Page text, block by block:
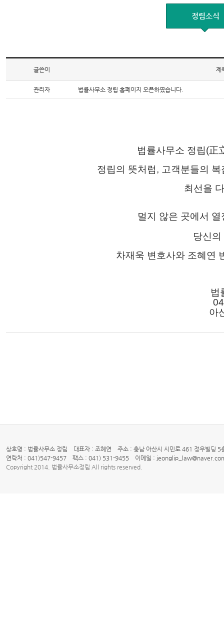
정립소식
글쓴이 제
관리자 법률사무소 정립 홈페이지 오픈하였습니다.
법률사무소 정립(正
정립의 뜻처럼, 고객분들의
최선을
멀지 않은 곳에서
당신
차재욱 변호사와 조혜연
법
아
상호명 : 법률사무소 정립 대표자 : 조혜연 주소 : 충남 아산시 시민로 461 정우빌딩 5
연락처 : 041)547-9457 팩스 : 041) 531-9455 이메일 :
Copyright 2014. 법률사무소정립 All rights reserved.